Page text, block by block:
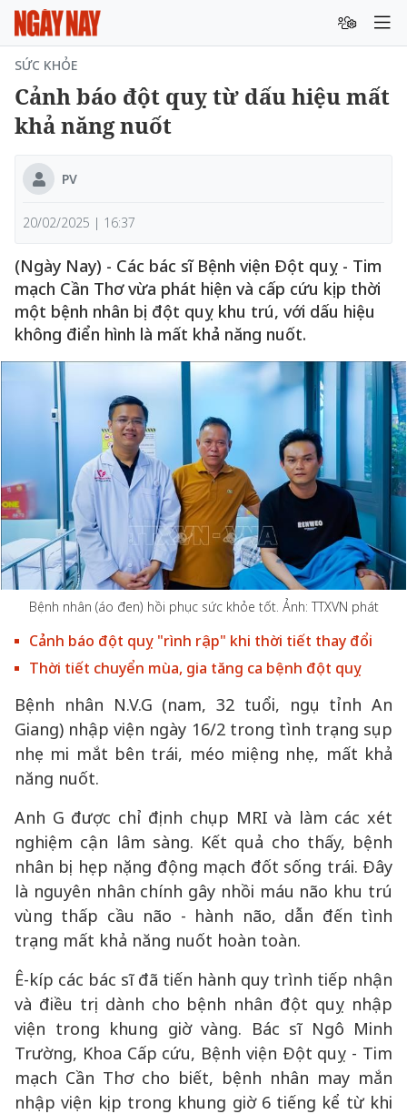
SỨC KHỎE
Cảnh báo đột quỵ từ dấu hiệu mất
khả năng nuốt
PV
20/02/2025 | 16:37
(Ngày Nay) - Các bác sĩ Bệnh viện Đột quỵ - Tim
mạch Cần Thơ vừa phát hiện và cấp cứu kịp thời
một bệnh nhân bị đột quỵ khu trú, với dấu hiệu
không điển hình là mất khả năng nuốt.
Bệnh nhân (áo đen) hồi phục sức khỏe tốt. Ảnh: TTXVN phát
Cảnh báo đột quỵ "rình rập" khi thời tiết thay đổi
Thời tiết chuyển mùa, gia tăng ca bệnh đột quỵ
Bệnh nhân N.V.G (nam, 32 tuổi, ngụ tỉnh An
Giang) nhập viện ngày 16/2 trong tình trạng sụp
nhẹ mi mắt bên trái, méo miệng nhẹ, mất khả
năng nuốt.
Anh G được chỉ định chụp MRI và làm các xét
nghiệm cận lâm sàng. Kết quả cho thấy, bệnh
nhân bị hẹp nặng động mạch đốt sống trái. Đây
là nguyên nhân chính gây nhồi máu não khu trú
vùng thấp cầu não - hành não, dẫn đến tình
trạng mất khả năng nuốt hoàn toàn.
Ê-kíp các bác sĩ đã tiến hành quy trình tiếp nhận
và điều trị dành cho bệnh nhân đột quỵ nhập
viện trong khung giờ vàng. Bác sĩ Ngô Minh
Trường, Khoa Cấp cứu, Bệnh viện Đột quỵ - Tim
mạch Cần Thơ cho biết, bệnh nhân may mắn
nhập viện kịp trong khung giờ 6 tiếng kể từ khi